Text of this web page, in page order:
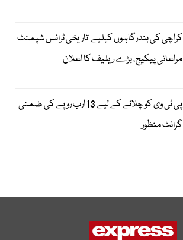
کراچی کی بندرگاہوں کیلیے تاریخی ٹرانس شپمنٹ
مراعاتی پیکیج، بڑے ریلیف کا اعلان
پی ٹی وی کو چلانے کے لیے 13 ارب روپے کی ضمنی
گرانٹ منظور